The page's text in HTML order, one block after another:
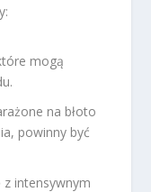
mogą
na błoto
powinny być
intensywnym